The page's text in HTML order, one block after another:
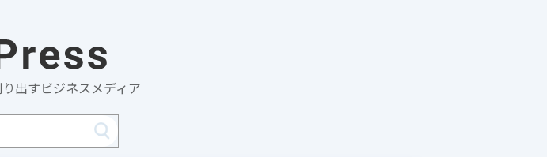
出すビジネスメディア